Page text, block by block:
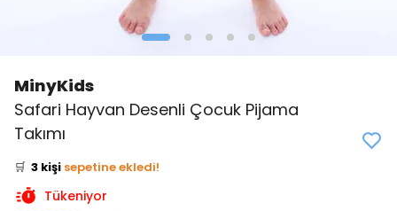
MinyKids
Safari Hayvan Desenli Çocuk Pijama
Takımı
👀 Şu an 1 kişi
🛒 3 kişi sepetine ekledi!
✅ Bugün 2 adet
Tükeniyor